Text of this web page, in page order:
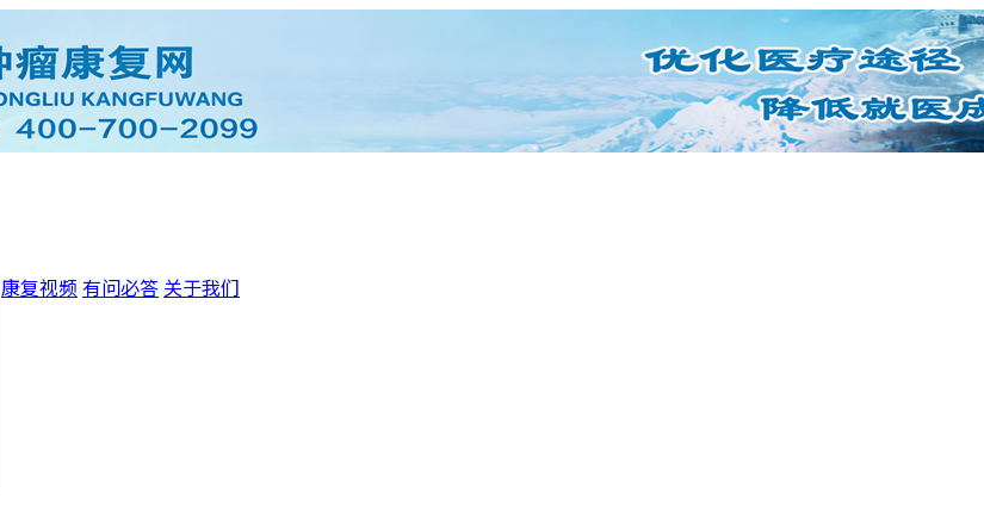
康复视频 有问必答 关于我们